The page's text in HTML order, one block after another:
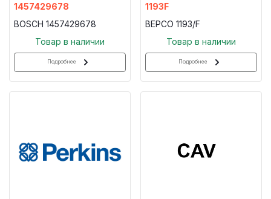
1457429678
BOSCH 1457429678
Товар в наличии
Подробнее
1193F
BEPCO 1193/F
Товар в наличии
Подробнее